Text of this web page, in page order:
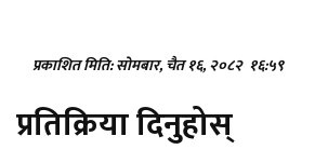
प्रकाशित मिति: सोमबार, चैत १६, २०८२ १६:५९
प्रतिक्रिया दिनुहोस्